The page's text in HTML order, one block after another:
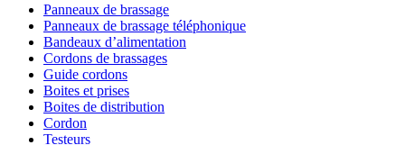
Panneaux de brassage
Panneaux de brassage téléphonique
Bandeaux d’alimentation
Cordons de brassages
Guide cordons
Boites et prises
Boites de distribution
Cordon
Testeurs